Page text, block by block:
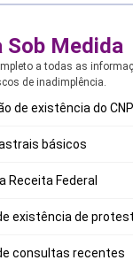
Sob Medida
a todas as
de inadimplência.
de existência do
básicos
Receita Federal
existência de
consultas recentes